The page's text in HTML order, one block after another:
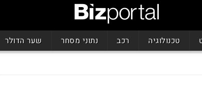
טכנולוגיה רכב נתוני מסחר שער הדולר